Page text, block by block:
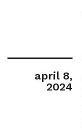
april 8,
2024